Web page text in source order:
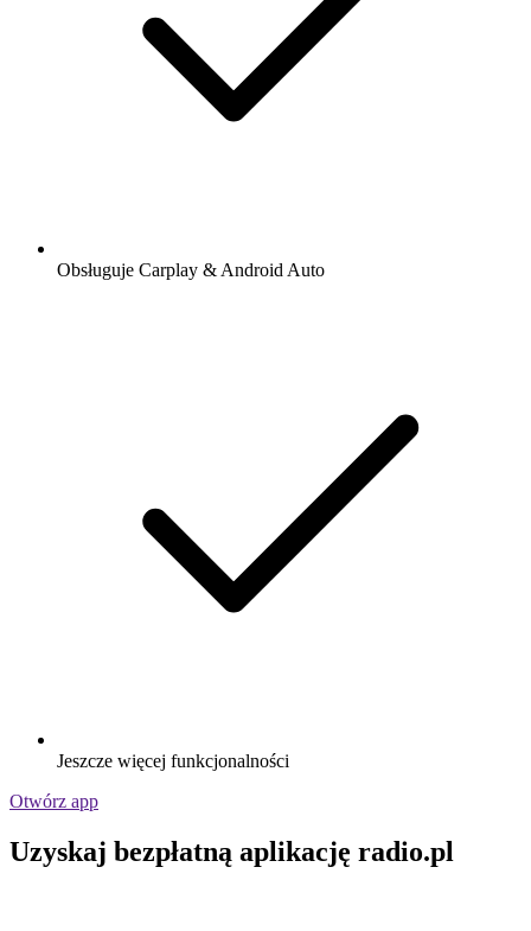
Obsługuje Carplay & Android Auto
Jeszcze więcej funkcjonalności
Otwórz app
Uzyskaj bezpłatną aplikację radio.pl